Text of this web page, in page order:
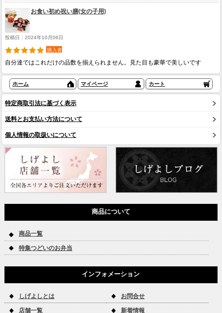
お食い初め祝い膳(女の子用)
投稿日：2024年10月06日
購入者
自分達ではこれだけの品数を揃えられません。見た目も豪華で美しいです
ホーム マイページ カート
特定商取引法に基づく表示
送料とお支払い方法について
個人情報の取扱いについて
商品について
商品一覧
特集つどいのお弁当
インフォメーション
しげよしとは お問合せ
店舗一覧 新着情報